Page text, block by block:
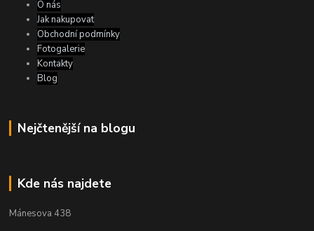
O nás
Jak nakupovat
Obchodní podmínky
Fotogalerie
Kontakty
Blog
Nejčtenější na blogu
Kde nás najdete
Mánesova 438